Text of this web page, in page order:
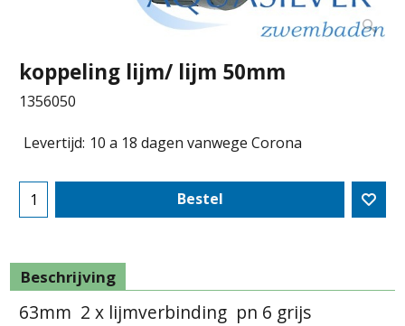
koppeling lijm/ lijm 50mm
1356050
Levertijd: 10 a 18 dagen vanwege Corona
Bestel
Beschrijving
63mm 2 x lijmverbinding pn 6 grijs